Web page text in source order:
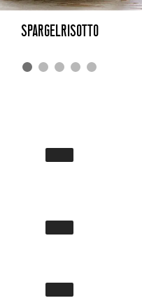
SPARGELRISOTTO